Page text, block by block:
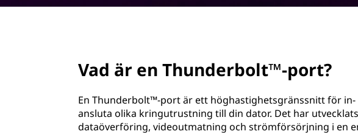
n
Vad är en Thunderbolt™-port?
En Thunderbolt™-port är ett höghastighetsgränssnitt för
ansluta olika kringutrustning till din dator. Det har
dataöverföring, videoutmatning och strömförsörjning i en